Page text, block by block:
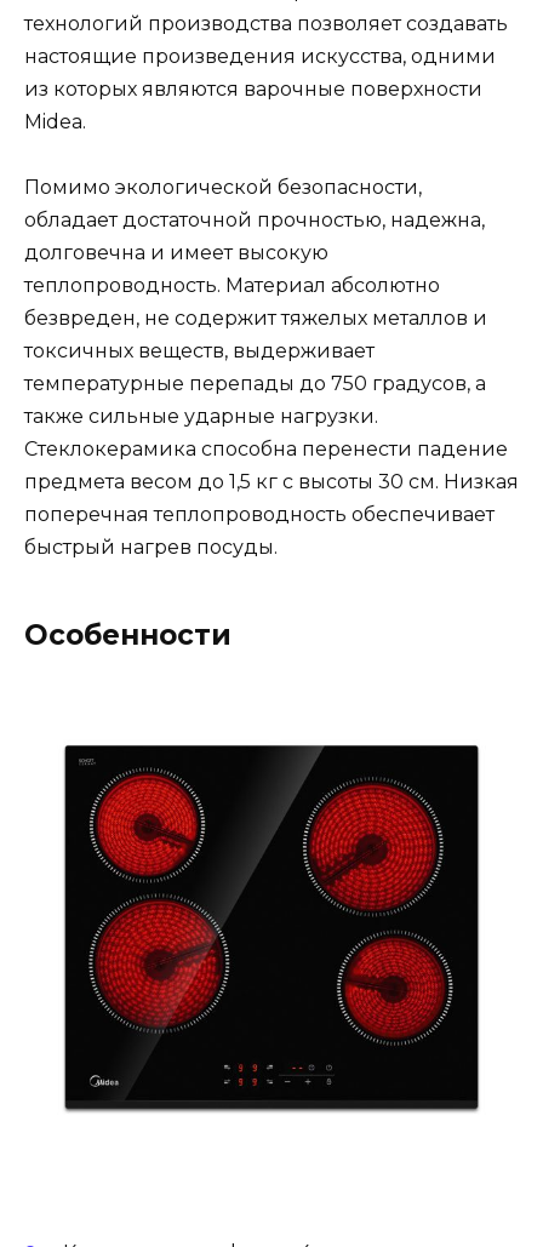
технологий производства позволяет создавать
настоящие произведения искусства, одними
из которых являются варочные поверхности
Midea.
Помимо экологической безопасности,
обладает достаточной прочностью, надежна,
долговечна и имеет высокую
теплопроводность. Материал абсолютно
безвреден, не содержит тяжелых металлов и
токсичных веществ, выдерживает
температурные перепады до 750 градусов, а
также сильные ударные нагрузки.
Стеклокерамика способна перенести падение
предмета весом до 1,5 кг с высоты 30 см. Низкая
поперечная теплопроводность обеспечивает
быстрый нагрев посуды.
Особенности